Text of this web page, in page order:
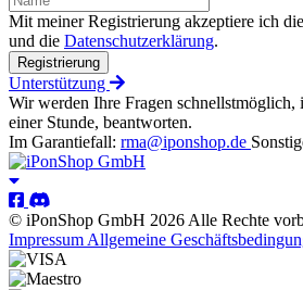
Mit meiner Registrierung akzeptiere ich die
und die Datenschutzerklärung.
Registrierung
Unterstützung
Wir werden Ihre Fragen schnellstmöglich,
einer Stunde, beantworten.
Im Garantiefall: rma@iponshop.de
© iPonShop GmbH 2026 Alle Rechte
Impressum Allgemeine